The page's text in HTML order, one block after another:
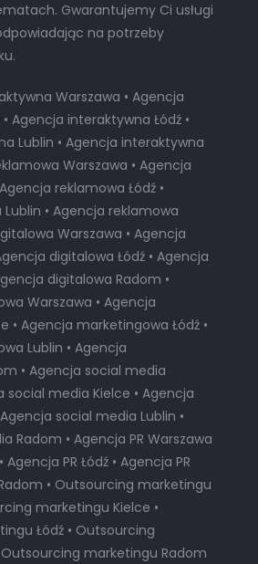
Gwarantujemy Ci usługi
na potrzeby
Warszawa • Agencja
Agencja interaktywna Łódź •
Lublin • Agencja interaktywna
Warszawa • Agencja
reklamowa Łódź •
• Agencja reklamowa
Warszawa • Agencja
digitalowa Łódź • Agencja
digitalowa Radom •
Warszawa • Agencja
• Agencja marketingowa Łódź •
Lublin • Agencja
• Agencja social media
social media Kielce • Agencja
social media Lublin •
Radom • Agencja PR Warszawa
Agencja PR Łódź • Agencja PR
• Outsourcing marketingu
marketingu Kielce •
Łódź • Outsourcing
marketingu Radom